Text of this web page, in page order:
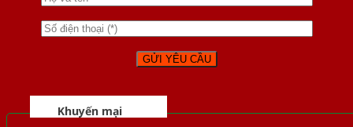
Khuyến mại